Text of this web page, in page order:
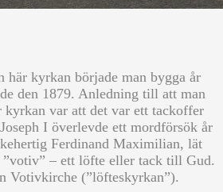
här kyrkan började man bygga år
den 1879. Anledning till att man
kyrkan var att det var ett tackoffer
I överlevde ett mordförsök år
Ferdinand Maximilian, lät
– ett löfte eller tack till Gud.
Votivkirche (”löfteskyrkan”).